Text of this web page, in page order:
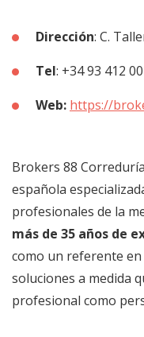
Dirección: C.
Tel: +34 93 412
Web: https://
Brokers 88
española
profesionales de la
más de 35 años de
como un referente
soluciones a medida
profesional como